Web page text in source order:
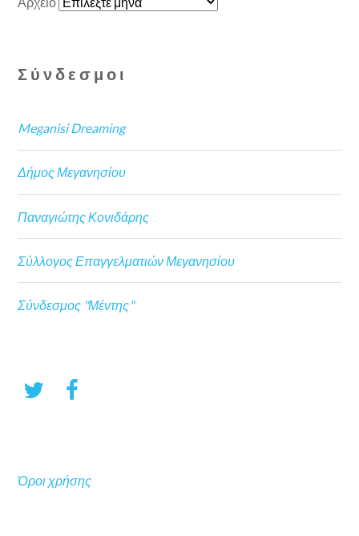
Σύνδεσμοι
Meganisi Dreaming
Δήμος Μεγανησίου
Παναγιώτης Κονιδάρης
Σύλλογος Επαγγελματιών Μεγανησίου
Σύνδεσμος "Μέντης"
Όροι χρήσης